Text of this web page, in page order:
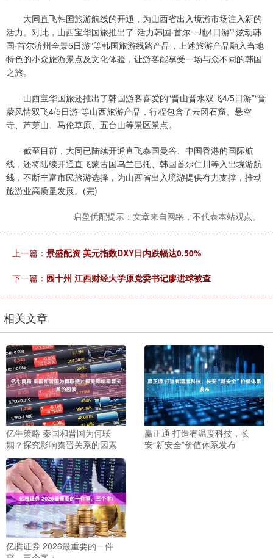
大同直飞韩国旅游航线的开通，为山西省出入境游市场注入新的
活力。对此，山西宝华国旅推出了“活力韩国·首尔一地4日游”“炫动韩
国·首尔济州全景5日游”等韩国旅游线路产品，上述旅游产品融入当地
特色的小众旅游景点及文化体验，让游客能享受一场与众不同的韩国
之旅。
山西宝华国旅还推出了韩国游客喜爱的“晋山晋水双飞4/5日游”“晋
蒙风情双飞4/5日游”等山西旅游产品，行程包含了云冈石窟、悬空
寺、芦芽山、马伦草原、五台山等景区景点。
截至目前，大同已陆续开通直飞泰国曼谷、中国香港的国际航
线，还将陆续开通直飞蒙古国乌兰巴托、韩国首尔仁川等入出境游航
线，不断丰富市民旅游选择，为山西省出入境游提供有力支撑，推动
旅游业高质量发展。(完)
启盈优配提示：文章来自网络，不代表本站观点。
上一篇： 景盛配资 美元指数DXY日内跌幅达0.50%
下一篇： 园十州 江西财经大学原党委书记廖进球被查
相关文章
亿牛策略 秦国和晋国为何联
姻？探究影响秦晋关系的因素
赢正通 打造有温度科技，长
安“新安全”价值体系发布
亿腾证券 2026最重要的一件